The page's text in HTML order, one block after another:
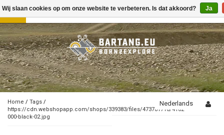
Toggle
navigation
Home / Tags /
https://cdn.webshopapp.com/shops/339383/files/473781716/4162-
000-black-02.jpg
Nederlands
Wij slaan cookies op om onze website te verbeteren. Is dat akkoord? Ja